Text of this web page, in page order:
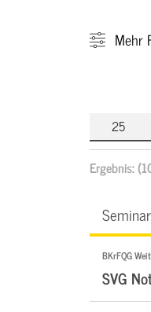
Mehr
Ergebnis:
Seminar
BKrFQG
SVG